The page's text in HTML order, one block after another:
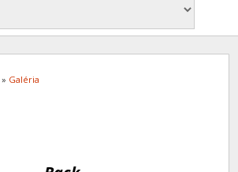
» Galéria